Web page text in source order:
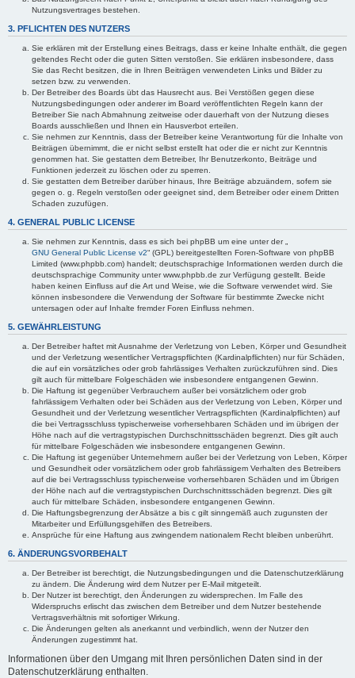
Nutzungsvertrages bestehen.
3. PFLICHTEN DES NUTZERS
Sie erklären mit der Erstellung eines Beitrags, dass er keine Inhalte enthält, die gegen
geltendes Recht oder die guten Sitten verstoßen. Sie erklären insbesondere, dass
Sie das Recht besitzen, die in Ihren Beiträgen verwendeten Links und Bilder zu
setzen bzw. zu verwenden.
Der Betreiber des Boards übt das Hausrecht aus. Bei Verstößen gegen diese
Nutzungsbedingungen oder anderer im Board veröffentlichten Regeln kann der
Betreiber Sie nach Abmahnung zeitweise oder dauerhaft von der Nutzung dieses
Boards ausschließen und Ihnen ein Hausverbot erteilen.
Sie nehmen zur Kenntnis, dass der Betreiber keine Verantwortung für die Inhalte von
Beiträgen übernimmt, die er nicht selbst erstellt hat oder die er nicht zur Kenntnis
genommen hat. Sie gestatten dem Betreiber, Ihr Benutzerkonto, Beiträge und
Funktionen jederzeit zu löschen oder zu sperren.
Sie gestatten dem Betreiber darüber hinaus, Ihre Beiträge abzuändern, sofern sie
gegen o. g. Regeln verstoßen oder geeignet sind, dem Betreiber oder einem Dritten
Schaden zuzufügen.
4. GENERAL PUBLIC LICENSE
Sie nehmen zur Kenntnis, dass es sich bei phpBB um eine unter der „
GNU General Public License v2“ (GPL) bereitgestellten Foren-Software von phpBB
Limited (www.phpbb.com) handelt; deutschsprachige Informationen werden durch die
deutschsprachige Community unter www.phpbb.de zur Verfügung gestellt. Beide
haben keinen Einfluss auf die Art und Weise, wie die Software verwendet wird. Sie
können insbesondere die Verwendung der Software für bestimmte Zwecke nicht
untersagen oder auf Inhalte fremder Foren Einfluss nehmen.
5. GEWÄHRLEISTUNG
Der Betreiber haftet mit Ausnahme der Verletzung von Leben, Körper und Gesundheit
und der Verletzung wesentlicher Vertragspflichten (Kardinalpflichten) nur für Schäden,
die auf ein vorsätzliches oder grob fahrlässiges Verhalten zurückzuführen sind. Dies
gilt auch für mittelbare Folgeschäden wie insbesondere entgangenen Gewinn.
Die Haftung ist gegenüber Verbrauchern außer bei vorsätzlichem oder grob
fahrlässigem Verhalten oder bei Schäden aus der Verletzung von Leben, Körper und
Gesundheit und der Verletzung wesentlicher Vertragspflichten (Kardinalpflichten) auf
die bei Vertragsschluss typischerweise vorhersehbaren Schäden und im übrigen der
Höhe nach auf die vertragstypischen Durchschnittsschäden begrenzt. Dies gilt auch
für mittelbare Folgeschäden wie insbesondere entgangenen Gewinn.
Die Haftung ist gegenüber Unternehmern außer bei der Verletzung von Leben, Körper
und Gesundheit oder vorsätzlichem oder grob fahrlässigem Verhalten des Betreibers
auf die bei Vertragsschluss typischerweise vorhersehbaren Schäden und im Übrigen
der Höhe nach auf die vertragstypischen Durchschnittsschäden begrenzt. Dies gilt
auch für mittelbare Schäden, insbesondere entgangenen Gewinn.
Die Haftungsbegrenzung der Absätze a bis c gilt sinngemäß auch zugunsten der
Mitarbeiter und Erfüllungsgehilfen des Betreibers.
Ansprüche für eine Haftung aus zwingendem nationalem Recht bleiben unberührt.
6. ÄNDERUNGSVORBEHALT
Der Betreiber ist berechtigt, die Nutzungsbedingungen und die Datenschutzerklärung
zu ändern. Die Änderung wird dem Nutzer per E-Mail mitgeteilt.
Der Nutzer ist berechtigt, den Änderungen zu widersprechen. Im Falle des
Widerspruchs erlischt das zwischen dem Betreiber und dem Nutzer bestehende
Vertragsverhältnis mit sofortiger Wirkung.
Die Änderungen gelten als anerkannt und verbindlich, wenn der Nutzer den
Änderungen zugestimmt hat.
Informationen über den Umgang mit Ihren persönlichen Daten sind in der
Datenschutzerklärung enthalten.